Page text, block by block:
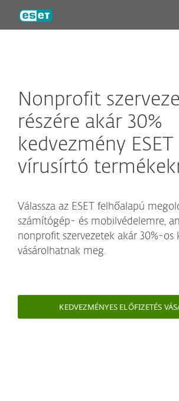
Nonprofit
részére akár 30%
kedvezmény ESET
vírusírtó
Válassza az ESET felhőalapú
számítógép- és mobilvédelemre,
nonprofit szervezetek akár 30%-os
vásárolhatnak meg.
KEDVEZMÉNYES ELŐFIZETÉS
ESET